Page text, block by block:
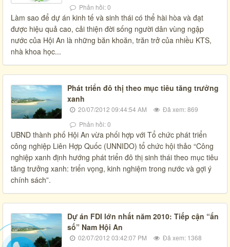
Phản hồi: 0
Làm sao để dự án kinh tế và sinh thái có thể hài hòa và đạt
được hiệu quả cao, cải thiện đời sống người dân vùng ngập
nước của Hội An là những băn khoăn, trăn trở của nhiều KTS,
nhà khoa học...
Phát triển đô thị theo mục tiêu tăng trưởng
xanh
20/07/2012 09:44:54 AM
Đã xem: 869
Phản hồi: 0
UBND thành phố Hội An vừa phối hợp với Tổ chức phát triển
công nghiệp Liên Hợp Quốc (UNNIDO) tổ chức hội thảo “Công
nghiệp xanh định hướng phát triển đô thị sinh thái theo mục tiêu
tăng trưởng xanh: triển vọng, kinh nghiệm trong nước và gợi ý
chính sách”.
Dự án FDI lớn nhất năm 2010: Tiếp cận “ẩn
số” Nam Hội An
02/07/2012 03:42:07 PM
Đã xem: 1368